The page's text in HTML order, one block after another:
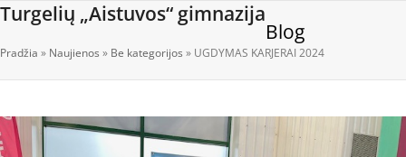
Skip
content
Turgelių „Aistuvos“ gimnazija
Open
mobile
Close
mobile
Blog
Pradžia » Naujienos » Be kategorijos » UGDYMAS KARJERAI 2024